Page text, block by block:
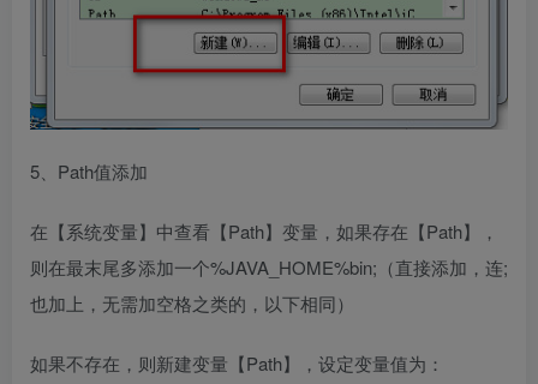
5、Path值添加
在【系统变量】中查看【Path】变量，如果存在【Path】，
则在最末尾多添加一个%JAVA_HOME%bin;（直接添加，连;
也加上，无需加空格之类的，以下相同）
如果不存在，则新建变量【Path】，设定变量值为：